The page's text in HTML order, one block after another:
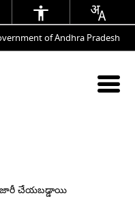
of Andhra Pradesh
జారీ చేయబడ్డాయి